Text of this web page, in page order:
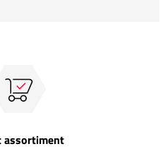
assortiment